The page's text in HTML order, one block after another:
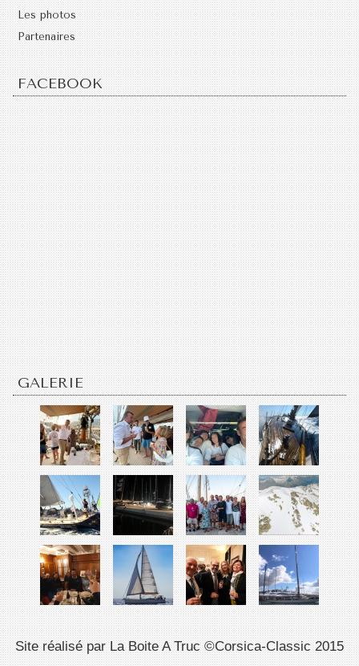
Les photos
Partenaires
FACEBOOK
GALERIE
Site réalisé par La Boite A Truc ©Corsica-Classic 2015